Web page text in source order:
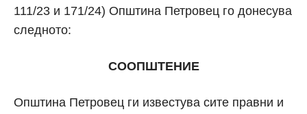
111/23 и 171/24) Општина Петровец го донесува
следното:
СООПШТЕНИЕ
Општина Петровец ги известува сите правни и